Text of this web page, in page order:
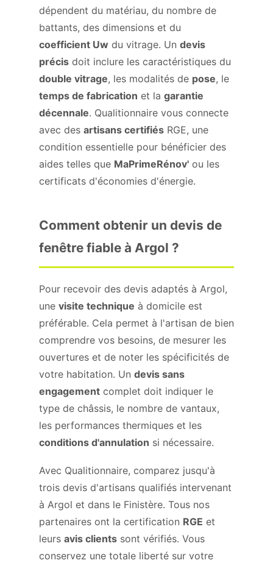
dépendent du matériau, du nombre de
battants, des dimensions et du
coefficient Uw du vitrage. Un devis
précis doit inclure les caractéristiques du
double vitrage, les modalités de pose, le
temps de fabrication et la garantie
décennale. Qualitionnaire vous connecte
avec des artisans certifiés RGE, une
condition essentielle pour bénéficier des
aides telles que MaPrimeRénov' ou les
certificats d'économies d'énergie.
Comment obtenir un devis de
fenêtre fiable à Argol ?
Pour recevoir des devis adaptés à Argol,
une visite technique à domicile est
préférable. Cela permet à l'artisan de bien
comprendre vos besoins, de mesurer les
ouvertures et de noter les spécificités de
votre habitation. Un devis sans
engagement complet doit indiquer le
type de châssis, le nombre de vantaux,
les performances thermiques et les
conditions d'annulation si nécessaire.
Avec Qualitionnaire, comparez jusqu'à
trois devis d'artisans qualifiés intervenant
à Argol et dans le Finistère. Tous nos
partenaires ont la certification RGE et
leurs avis clients sont vérifiés. Vous
conservez une totale liberté sur votre